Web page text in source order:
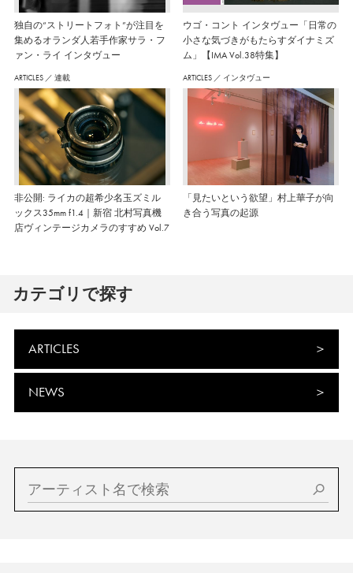
独自の“ストリートフォト”が注目を
集めるオランダ人若手作家サラ・フ
ァン・ライ インタヴュー
ウゴ・コント インタヴュー「日常の
小さな気づきがもたらすダイナミズ
ム」【IMA Vol.38特集】
ARTICLES ／ 連載
非公開: ライカの超希少名玉ズミル
ックス35mm f1.4｜新宿 北村写真機
店ヴィンテージカメラのすすめ Vol.7
ARTICLES ／ インタヴュー
「見たいという欲望」村上華子が向
き合う写真の起源
カテゴリで探す
ARTICLES
NEWS